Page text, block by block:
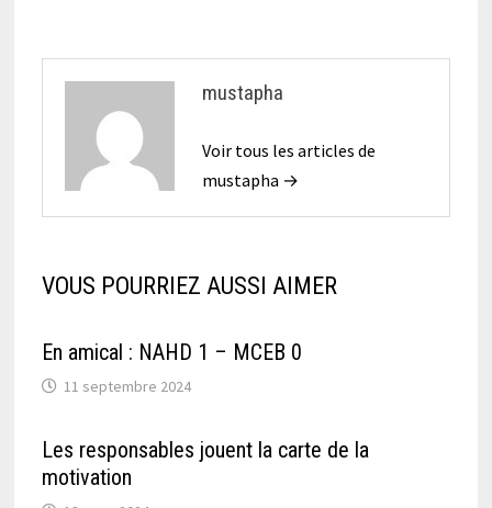
mustapha
Voir tous les articles de
mustapha →
VOUS POURRIEZ AUSSI AIMER
En amical : NAHD 1 – MCEB 0
11 septembre 2024
Les responsables jouent la carte de la
motivation